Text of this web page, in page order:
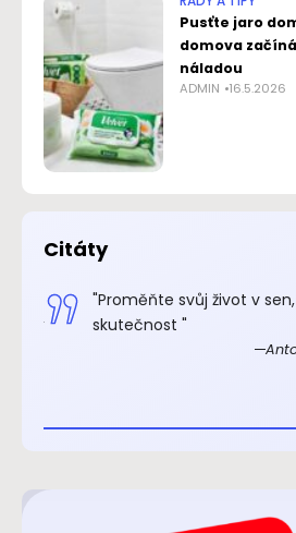
Pusťte jaro
domova
náladou
ADMIN 16.5.2026
Citáty
"Proměňte svůj život v
skutečnost "